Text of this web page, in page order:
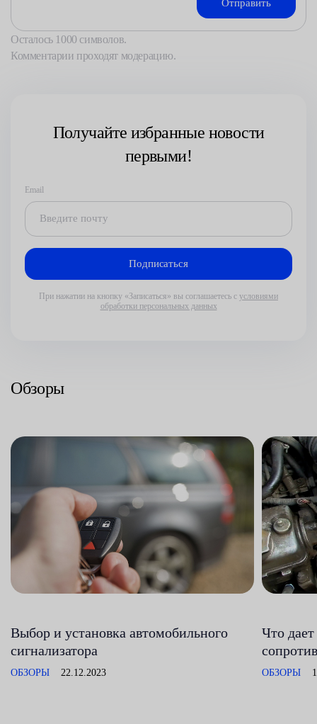
Осталось 1000 символов.
Комментарии проходят модерацию.
Получайте избранные новости
первыми!
Email
При нажатии на кнопку «Записаться» вы соглашаетесь с условиями
обработки персональных данных
Обзоры
Выбор и установка автомобильного
сигнализатора
ОБЗОРЫ 22.12.2023
Что
ОБЗОРЫ